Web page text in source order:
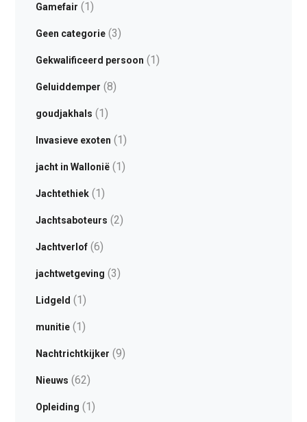
Gamefair (1)
Geen categorie(3)
Gekwalificeerd persoon (1)
Geluiddemper (8)
goudjakhals (1)
Invasieve exoten (1)
jacht in Wallonië(1)
Jachtethiek(1)
Jachtsaboteurs (2)
Jachtverlof(6)
jachtwetgeving (3)
Lidgeld (1)
munitie(1)
Nachtrichtkijker (9)
Nieuws (62)
Opleiding (1)